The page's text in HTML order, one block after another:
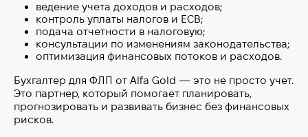
ведение учета доходов и расходов;
контроль уплаты налогов и ЕСВ;
подача отчетности в налоговую;
консультации по изменениям законодательства;
оптимизация финансовых потоков и расходов.
Бухгалтер для ФЛП от Alfa Gold — это не просто учет.
Это партнер, который помогает планировать,
прогнозировать и развивать бизнес без финансовых
рисков.